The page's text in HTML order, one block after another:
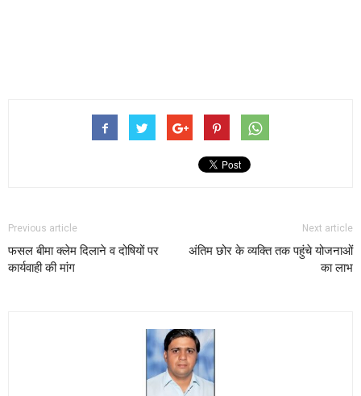
Previous article
फसल बीमा क्लेम दिलाने व दोषियों पर
कार्यवाही की मांग
Next article
अंतिम छोर के व्यक्ति तक पहुंचे योजनाओं
का लाभ